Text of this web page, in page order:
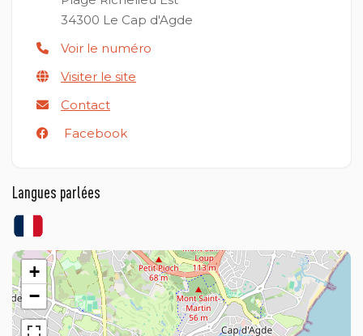
34300 Le Cap d'Agde
Voir le numéro
Visiter le site
Contact
Facebook
Langues parlées
+
−